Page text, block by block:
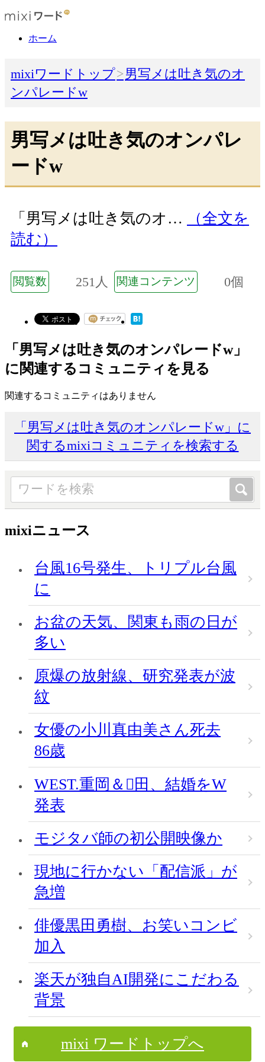
ホーム
mixiワードトップ
男写メは吐き気のオ
ンパレードw
男写メは吐き気のオンパレ
ードw
「男写メは吐き気のオ…
（全文を
読む）
閲覧数 251人 関連コンテンツ 0個
「男写メは吐き気のオンパレードw」
に関連するコミュニティを見る
関連するコミュニティはありません
「男写メは吐き気のオンパレードw」に
関するmixiコミュニティを検索する
mixiニュース
台風16号発生、トリプル台風
に
お盆の天気、関東も雨の日が
多い
原爆の放射線、研究発表が波
紋
女優の小川真由美さん死去
86歳
WEST.重岡＆田、結婚をW
発表
モジタバ師の初公開映像か
現地に行かない「配信派」が
急増
俳優黒田勇樹、お笑いコンビ
加入
楽天が独自AI開発にこだわる
背景
mixi ワードトップへ